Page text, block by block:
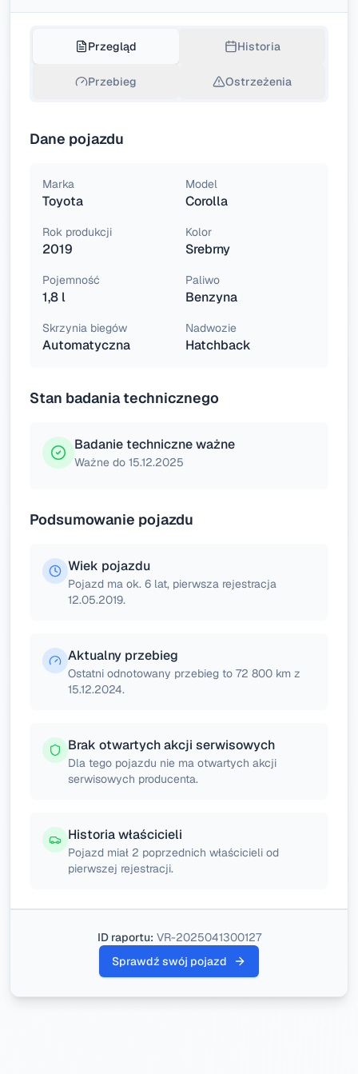
Przegląd Historia
Przebieg Ostrzeżenia
Dane pojazdu
Marka
Toyota
Model
Corolla
Rok produkcji
2019
Kolor
Srebrny
Pojemność
1,8 l
Paliwo
Benzyna
Skrzynia biegów
Automatyczna
Nadwozie
Hatchback
Stan badania technicznego
Badanie techniczne ważne
Ważne do 15.12.2025
Podsumowanie pojazdu
Wiek pojazdu
Pojazd ma ok. 6 lat, pierwsza rejestracja
12.05.2019.
Aktualny przebieg
Ostatni odnotowany przebieg to 72 800 km z
15.12.2024.
Brak otwartych akcji serwisowych
Dla tego pojazdu nie ma otwartych akcji
serwisowych producenta.
Historia właścicieli
Pojazd miał 2 poprzednich właścicieli od
pierwszej rejestracji.
ID raportu: VR-2025041300127
Sprawdź swój pojazd